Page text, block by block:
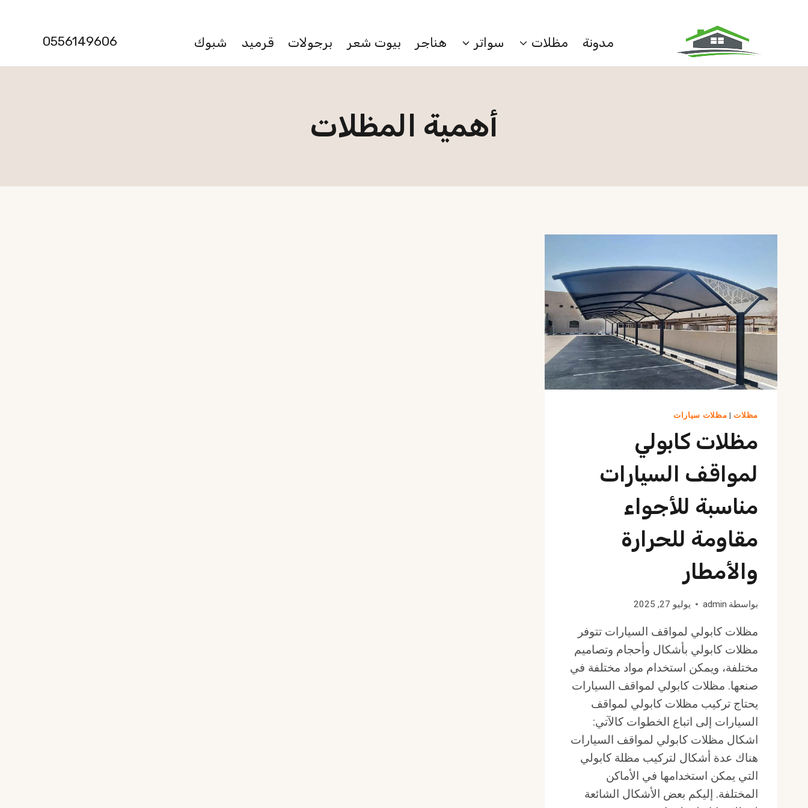
مدونة مظلات سواتر هناجر بيوت شعر برجولات قرميد شبوك 0556149606
أهمية المظلات
مظلات| مظلات سيارات
مظلات كابولي
لمواقف السيارات
مناسبة للأجواء
مقاومة للحرارة
والأمطار
بواسطة admin يوليو 27, 2025
مظلات كابولي لمواقف السيارات تتوفر
مظلات كابولي بأشكال وأحجام وتصاميم
مختلفة، ويمكن استخدام مواد مختلفة في
صنعها. مظلات كابولي لمواقف السيارات
يحتاج تركيب مظلات كابولي لمواقف
السيارات إلى اتباع الخطوات كالآتي:
اشكال مظلات كابولي لمواقف السيارات
هناك عدة أشكال لتركيب مظلة كابولي
التي يمكن استخدامها في الأماكن
المختلفة. إليكم بعض الأشكال الشائعة